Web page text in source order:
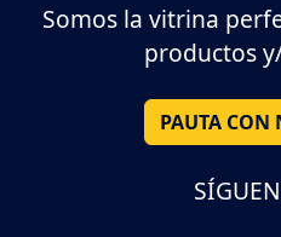
Somos la vitrina
productos
PAUTA CON